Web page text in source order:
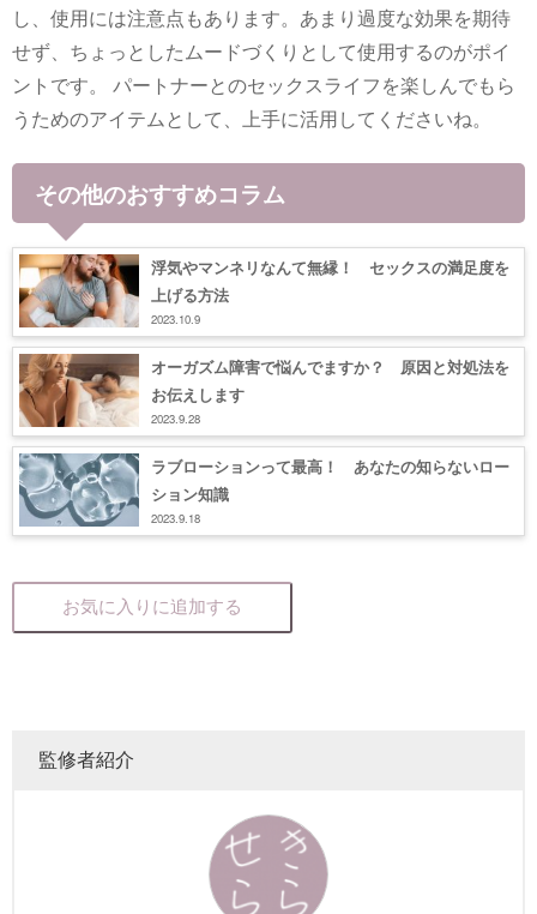
し、使用には注意点もあります。あまり過度な効果を期待
せず、ちょっとしたムードづくりとして使用するのがポイ
ントです。 パートナーとのセックスライフを楽しんでもら
うためのアイテムとして、上手に活用してくださいね。
その他のおすすめコラム
浮気やマンネリなんて無縁！ セックスの満足度を
上げる方法
2023.10.9
オーガズム障害で悩んでますか？ 原因と対処法を
お伝えします
2023.9.28
ラブローションって最高！ あなたの知らないロー
ション知識
2023.9.18
お気に入りに追加する
監修者紹介